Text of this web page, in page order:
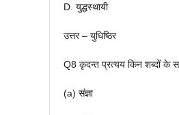
D. युद्धस्थायी
उत्तर – युधिष्ठिर
Q8 कृदन्त प्रत्यय किन शब्दों के
(a) संज्ञा